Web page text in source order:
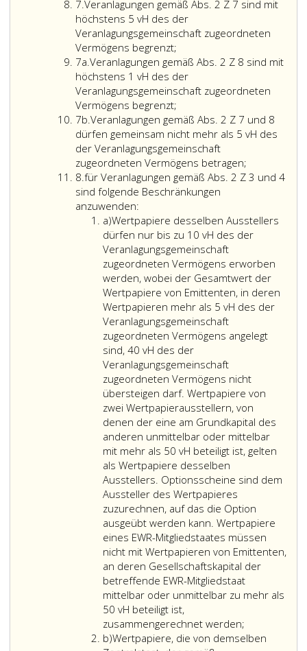
Ziffer
Finanzmarkt-
(FM-
eins,
Nr. 118
2016,,
handelt
3,
vorgesehenen
genau
werden
bis
höchstens
10 vH
des
der
Vermögens
erworben
werden;
der
begrenzt;
in
auf
ausländische
lautenden
Vermögenswerten
gemäß
2,
Ziffer
eins
bis
5
sind
insgesamt
höchstens
50 vH
des
der
Veranlagungsgemeinschaft
zugeordneten
Vermögens
begrenzt;
unbeschadet
dieser
Grenze
sowie
der
Grenze
gemäß
Ziffer
4,
sind
Veranlagungen
in
auf
ausländische
Währung
lautenden
Vermögenswerten
gemäß
Absatz
2,
Ziffer
7.Ziffer
7
Veranlagungen gemäß Abs. 2 Z 7 sind mit
höchstens 5 vH des der
Veranlagungsgemeinschaft zugeordneten
Vermögens begrenzt;
gemäß
Absatz
2,
7,
sind
mit
höchstens
5 vH
des
Veranlagungsgemeinschaft
zugeordneten
Vermögens
begrenzt;
7a.Ziffer
7
a
Veranlagungen gemäß Abs. 2 Z 8 sind mit
höchstens 1 vH des der
Veranlagungsgemeinschaft zugeordneten
Vermögens begrenzt;
gemäß
Absatz
2,
Ziffer
8,
sind
höchstens
1 vH
des
der
Veranlagungsgemeinschaft
zugeordneten
Vermögens
begrenzt;
7b.Ziffer
7
b
Veranlagungen gemäß Abs. 2 Z 7 und 8
dürfen gemeinsam nicht mehr als 5 vH des
der Veranlagungsgemeinschaft
zugeordneten Vermögens betragen;
gemäß
Ziffer
7
8
dürfen
gemeinsam
nicht
als
der
Vermögens
betragen;
8.Ziffer
8
für Veranlagungen gemäß Abs. 2 Z 3 und 4
sind folgende Beschränkungen
anzuwenden:
Veranlagungen
gemäß
Absatz
2,
Ziffer
3
und
4
sind
folgende
Beschränkungen
anzuwenden:
a)Litera
a
Wertpapiere desselben Ausstellers
dürfen nur bis zu 10 vH des der
Veranlagungsgemeinschaft
zugeordneten Vermögens erworben
werden, wobei der Gesamtwert der
Wertpapiere von Emittenten, in deren
Wertpapieren mehr als 5 vH des der
Veranlagungsgemeinschaft
zugeordneten Vermögens angelegt
sind, 40 vH des der
Veranlagungsgemeinschaft
zugeordneten Vermögens nicht
übersteigen darf. Wertpapiere von
zwei Wertpapierausstellern, von
denen der eine am Grundkapital des
anderen unmittelbar oder mittelbar
mit mehr als 50 vH beteiligt ist, gelten
als Wertpapiere desselben
Ausstellers. Optionsscheine sind dem
Aussteller des Wertpapieres
zuzurechnen, auf das die Option
ausgeübt werden kann. Wertpapiere
eines EWR-Mitgliedstaates müssen
nicht mit Wertpapieren von Emittenten,
an deren Gesellschaftskapital der
betreffende EWR-Mitgliedstaat
mittelbar oder unmittelbar zu mehr als
50 vH beteiligt ist,
zusammengerechnet werden;
b)Litera
Wertpapiere, die von demselben